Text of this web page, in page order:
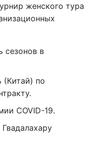
женского тура
сезонов в
(Китай) по
COVID-19.